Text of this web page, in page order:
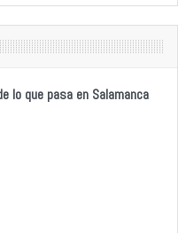
lo que pasa en Salamanca